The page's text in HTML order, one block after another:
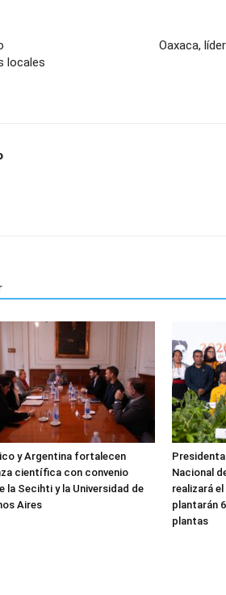
locales
Oaxaca,
y Argentina fortalecen
científica con convenio
la Secihti y la Universidad de
Aires
Nacional
realizará
plantarán
plantas